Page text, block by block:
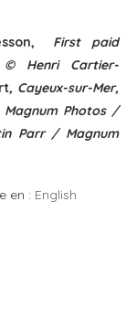
First paid
© Henri Cartier-
, Cayeux-sur-Mer,
Magnum Photos /
Parr / Magnum
en : English